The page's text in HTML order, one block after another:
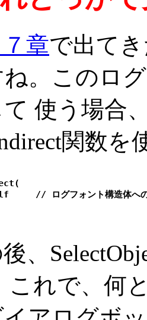
章で出て
。このロ
使う場合
関数を
// ログフォント構造体へ
、
これで、何